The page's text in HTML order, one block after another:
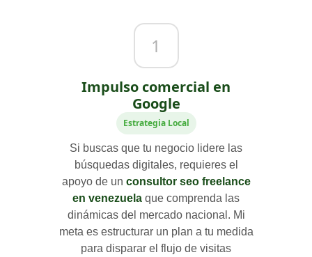
1
Impulso comercial en
Google
Estrategia Local
Si buscas que tu negocio lidere las
búsquedas digitales, requieres el
apoyo de un consultor seo freelance
en venezuela que comprenda las
dinámicas del mercado nacional. Mi
meta es estructurar un plan a tu medida
para disparar el flujo de visitas